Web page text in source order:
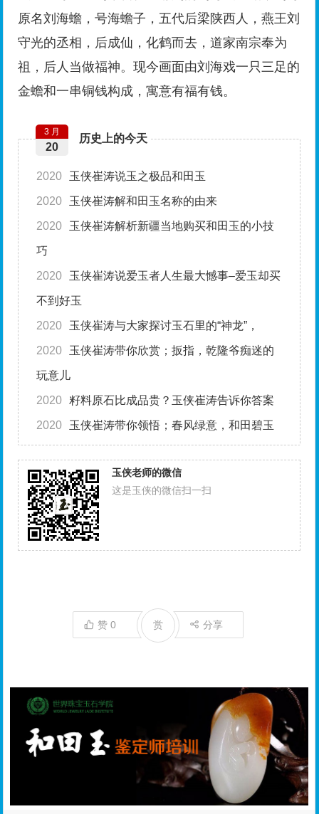
原名刘海蟾，号海蟾子，五代后梁陕西人，燕王刘
守光的丞相，后成仙，化鹤而去，道家南宗奉为
祖，后人当做福神。现今画面由刘海戏一只三足的
金蟾和一串铜钱构成，寓意有福有钱。
历史上的今天
3 月
20
2020 玉侠崔涛说玉之极品和田玉
2020 玉侠崔涛解和田玉名称的由来
2020 玉侠崔涛解析新疆当地购买和田玉的小技
巧
2020 玉侠崔涛说爱玉者人生最大憾事–爱玉却买
不到好玉
2020 玉侠崔涛与大家探讨玉石里的“神龙”，
2020 玉侠崔涛带你欣赏；扳指，乾隆爷痴迷的
玩意儿
2020 籽料原石比成品贵？玉侠崔涛告诉你答案
2020 玉侠崔涛带你领悟；春风绿意，和田碧玉
玉侠老师的微信
这是玉侠的微信扫一扫
赞0 分享
赏